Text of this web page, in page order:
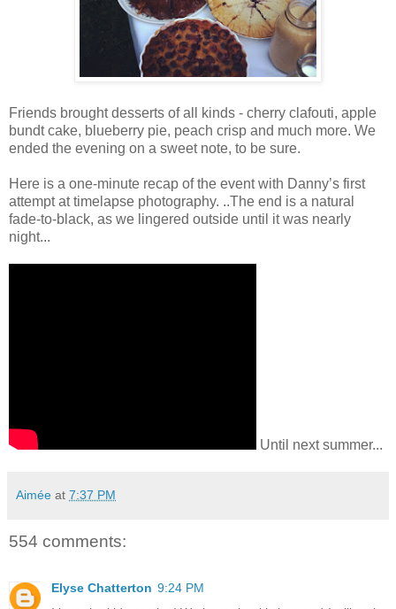
Friends brought desserts of all kinds - cherry clafouti, apple
bundt cake, blueberry pie, peach crisp and much more. We
ended the evening on a sweet note, to be sure.
Here is a one-minute recap of the event with Danny’s first
attempt at timelapse photography. ..The end is a natural
fade-to-black, as we lingered outside until it was nearly
night...
Until next summer...
Aimée at 7:37 PM
554 comments:
Elyse Chatterton 9:24 PM